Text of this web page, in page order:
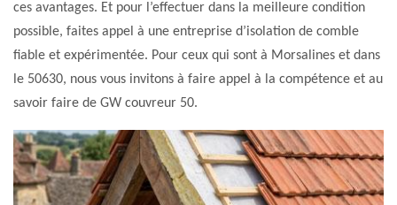
ces avantages. Et pour l’effectuer dans la meilleure condition
possible, faites appel à une entreprise d’isolation de comble
fiable et expérimentée. Pour ceux qui sont à Morsalines et dans
le 50630, nous vous invitons à faire appel à la compétence et au
savoir faire de GW couvreur 50.